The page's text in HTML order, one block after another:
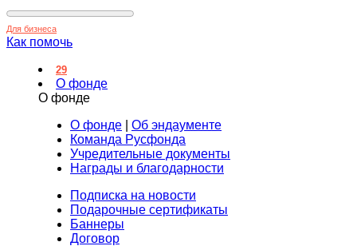
Для бизнеса
Как помочь
29
О фонде
О фонде
О фонде
Об эндаументе
Команда Русфонда
Учредительные документы
Награды и благодарности
Подписка на новости
Подарочные сертификаты
Баннеры
Договор